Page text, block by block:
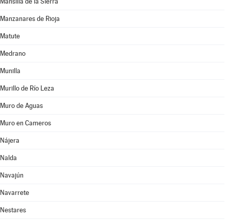
Manzanares de Rioja
Matute
Medrano
Munilla
Murillo de Río Leza
Muro de Aguas
Muro en Cameros
Nájera
Nalda
Navajún
Navarrete
Nestares